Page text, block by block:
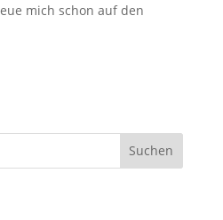
mich schon auf den